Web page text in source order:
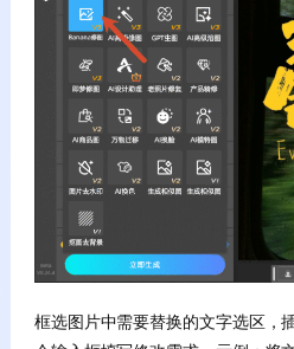
框选图片中需要替换的文字选区，